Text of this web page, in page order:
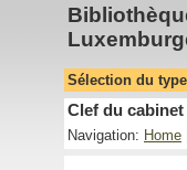
Sélection du
Clef du
Navigation: Home